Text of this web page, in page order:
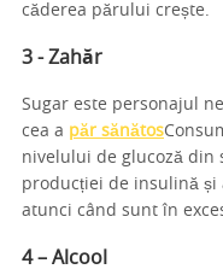
căderea părului crește.
3 - Zahăr
Sugar este personajul
cea a păr sănătos
nivelului de glucoză din
producției de insulină și
atunci când sunt în
4 – Alcool